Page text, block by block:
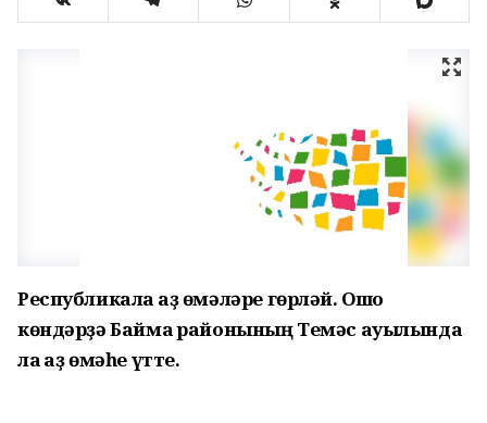
Республикала ҡаҙ өмәләре гөрләй. Ошо
көндәрҙә Баймаҡ районының Темәс ауылында
ла ҡаҙ өмәһе үтте.